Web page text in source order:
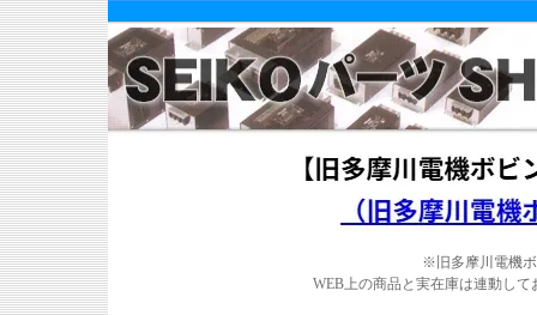
※旧多摩川電機
WEB上の商品と実在庫は連動し